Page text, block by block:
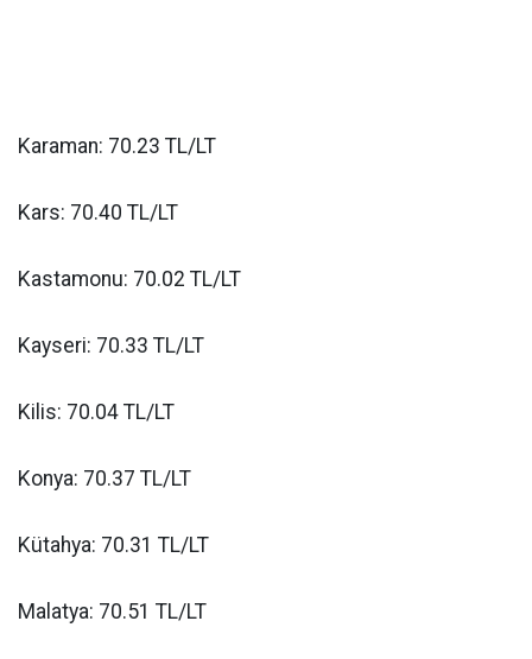
Karaman: 70.23 TL/LT
Kars: 70.40 TL/LT
Kastamonu: 70.02 TL/LT
Kayseri: 70.33 TL/LT
Kilis: 70.04 TL/LT
Konya: 70.37 TL/LT
Kütahya: 70.31 TL/LT
Malatya: 70.51 TL/LT